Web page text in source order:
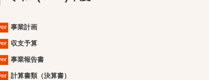
事業計画
収支予算
事業報告書
計算書類（決算書）